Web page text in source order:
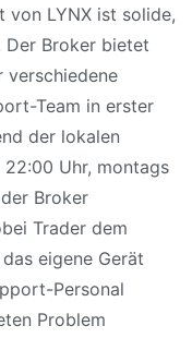
von LYNX ist solide,
Der Broker bietet
verschiedene
Team in erster
der lokalen
Uhr, montags
Broker
Trader dem
eigene Gerät
Personal
Problem